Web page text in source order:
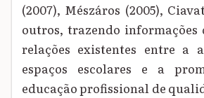
(2007), Mészáros (2005),
outros, trazendo informações
relações existentes entre a
espaços escolares e a
educação profissional de